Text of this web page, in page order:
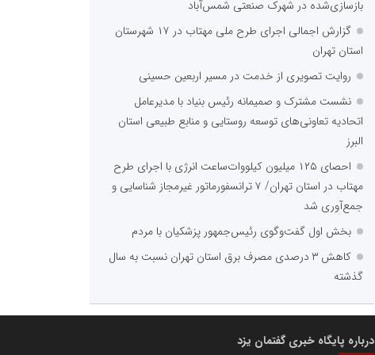
بازسازی‌شده در شهرک صنعتی شمس‌آباد
گزارش اجمالی اجرای طرح ملی مهتاب در ۱۷ شهرستان
استان تهران
روایت تصویری از خدمت در مسیر اربعین حسینی
نشست مشترک و صمیمانه رئیس بنیاد با مدیرعامل
اتحادیه تعاونی‌های توسعه روستایی و منابع طبیعی استان
البرز
احصای ۱۲۵ میلیون کیلووات‌ساعت انرژی با اجرای طرح
مهتاب در استان تهران/ ۷ ترانسفورماتور غیرمجاز شناسایی و
جمع‌آوری شد
بخش اول گفت‌وگوی رئیس‌جمهور پزشکیان با مردم
کاهش ۳ درصدی مصرف برق استان تهران نسبت به سال
گذشته
درباره پایگاه خبری گفتمان یزد